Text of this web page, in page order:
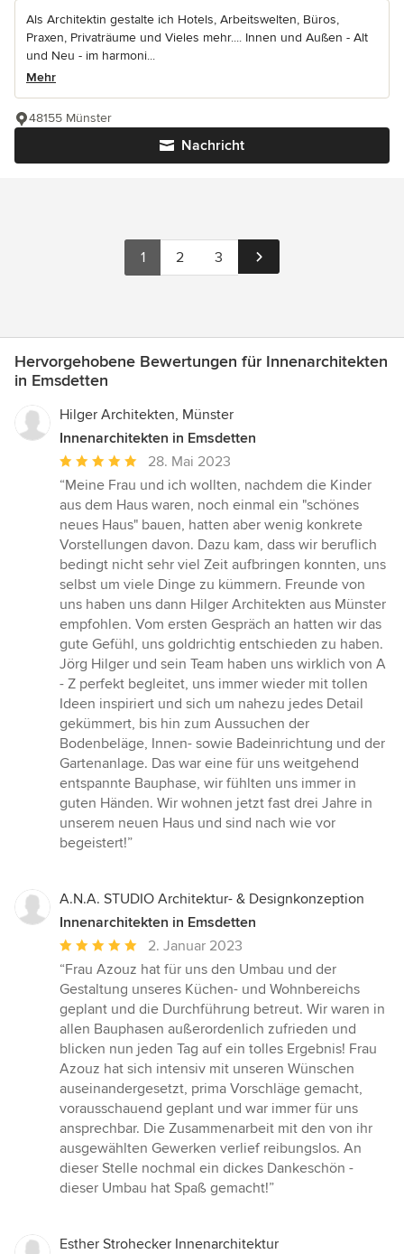
Als Architektin gestalte ich Hotels, Arbeitswelten, Büros,
Praxen, Privaträume und Vieles mehr.... Innen und Außen - Alt
und Neu - im harmoni...
Mehr
Nachricht
48155 Münster
1 2 3
Hervorgehobene Bewertungen für Innenarchitekten
in Emsdetten
Hilger Architekten, Münster
Innenarchitekten in Emsdetten
Durchschnittliche
Bewertung:
5
von
5
Sternen
28. Mai 2023
“Meine Frau und ich wollten, nachdem die Kinder
aus dem Haus waren, noch einmal ein "schönes
neues Haus" bauen, hatten aber wenig konkrete
Vorstellungen davon. Dazu kam, dass wir beruflich
bedingt nicht sehr viel Zeit aufbringen konnten, uns
selbst um viele Dinge zu kümmern. Freunde von
uns haben uns dann Hilger Architekten aus Münster
empfohlen. Vom ersten Gespräch an hatten wir das
gute Gefühl, uns goldrichtig entschieden zu haben.
Jörg Hilger und sein Team haben uns wirklich von A
- Z perfekt begleitet, uns immer wieder mit tollen
Ideen inspiriert und sich um nahezu jedes Detail
gekümmert, bis hin zum Aussuchen der
Bodenbeläge, Innen- sowie Badeinrichtung und der
Gartenanlage. Das war eine für uns weitgehend
entspannte Bauphase, wir fühlten uns immer in
guten Händen. Wir wohnen jetzt fast drei Jahre in
unserem neuen Haus und sind nach wie vor
begeistert!”
A.N.A. STUDIO Architektur- & Designkonzeption
Innenarchitekten in Emsdetten
Durchschnittliche
Bewertung:
5
von
5
Sternen
2. Januar 2023
“Frau Azouz hat für uns den Umbau und der
Gestaltung unseres Küchen- und Wohnbereichs
geplant und die Durchführung betreut. Wir waren in
allen Bauphasen außerordenlich zufrieden und
blicken nun jeden Tag auf ein tolles Ergebnis! Frau
Azouz hat sich intensiv mit unseren Wünschen
auseinandergesetzt, prima Vorschläge gemacht,
vorausschauend geplant und war immer für uns
ansprechbar. Die Zusammenarbeit mit den von ihr
ausgewählten Gewerken verlief reibungslos. An
dieser Stelle nochmal ein dickes Dankeschön -
dieser Umbau hat Spaß gemacht!”
Esther Strohecker Innenarchitektur